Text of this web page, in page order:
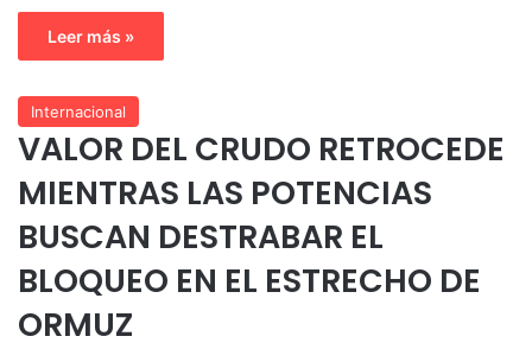
Leer más »
Internacional
VALOR DEL CRUDO RETROCEDE
MIENTRAS LAS POTENCIAS
BUSCAN DESTRABAR EL
BLOQUEO EN EL ESTRECHO DE
ORMUZ